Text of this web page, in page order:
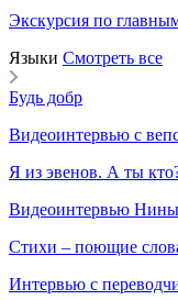
Экскурсия по
Языки Смотреть все
Будь добр
Видеоинтервью с
Я из эвенов. А ты
Видеоинтервью
Стихи – поющие
Интервью с